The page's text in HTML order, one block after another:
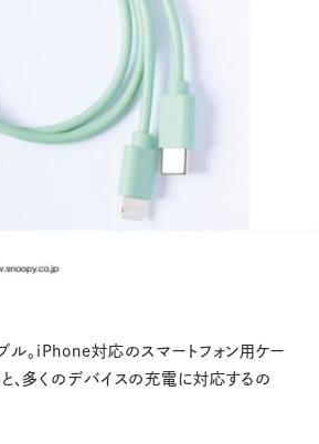
ル。iPhone対応のスマートフォン用ケー
、多くのデバイスの充電に対応するの